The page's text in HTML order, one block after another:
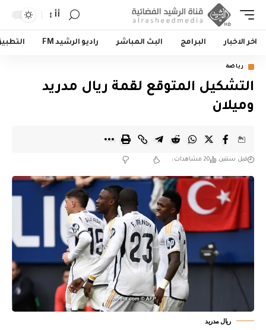
أأ
اخر الاخبار البرامج البث المباشر راديو الرشيد FM
رياضة
التشكيل المتوقع لقمة ريال مدريد
وميلان
قبل سنتين 20 مشاهدات
ريال مدريد